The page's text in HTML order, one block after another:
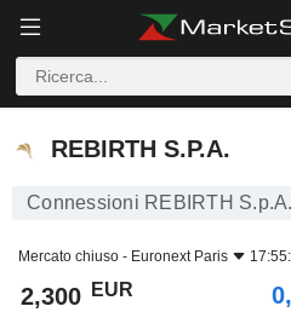
REBIRTH S.P.A.
REBIRTH S.P.A.
Connessioni REBIRTH S.p.A.
Mercato chiuso - Euronext Paris
2,300 EUR